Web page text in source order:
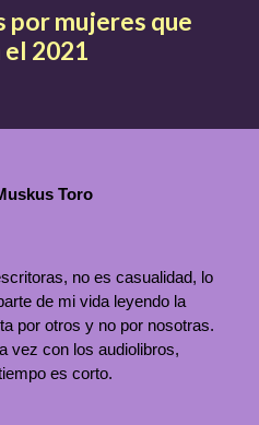
mujeres que
el 2021
Toro
no es casualidad, lo
de mi vida leyendo la
por otros y no por nosotras.
vez con los audiolibros,
es corto.